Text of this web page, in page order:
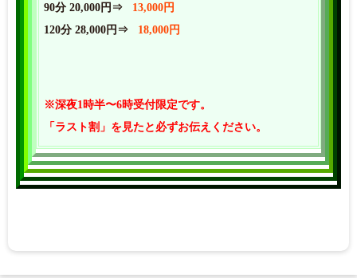
90分 20,000円⇒
13,000円
120分 28,000円⇒
18,000円
※深夜1時半〜6時受付限定です。
「ラスト割」を見たと必ずお伝えください。